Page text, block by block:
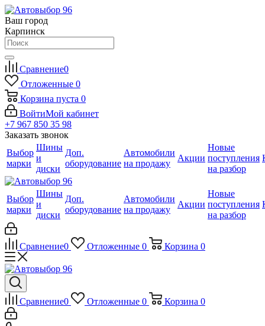
Ваш город
Карпинск
Сравнение0
Отложенные 0
Корзина пуста 0
ВойтиМой кабинет
+7 967 850 35 98
Заказать звонок
Выбор
марки
Шины
и
диски
Доп.
оборудование
Автомобили
на продажу
Акции
Новые
поступления
на разбор
Выбор
марки
Шины
и
диски
Доп.
оборудование
Автомобили
на продажу
Акции
Новые
поступления
на разбор
Сравнение0 Отложенные 0 Корзина 0
Сравнение0 Отложенные 0 Корзина 0